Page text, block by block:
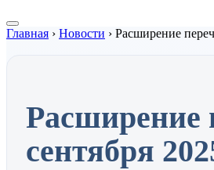
Главная › Новости › Расширение
Расширение
сентября